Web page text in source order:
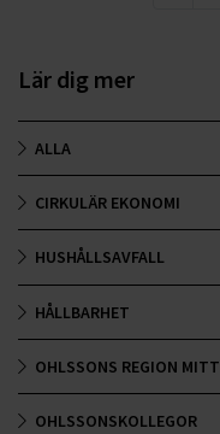
Lär dig mer
ALLA
CIRKULÄR EKONOMI
HUSHÅLLSAVFALL
HÅLLBARHET
OHLSSONS REGION MITT
OHLSSONSKOLLEGOR